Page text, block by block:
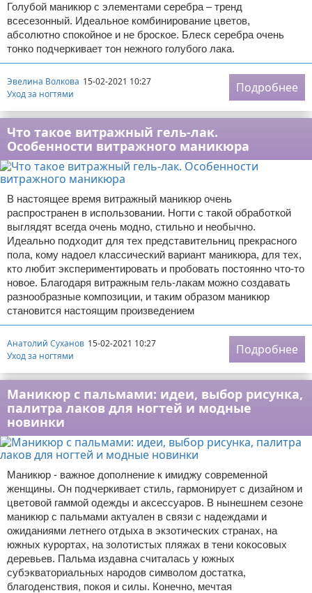
Голубой маникюр с элементами серебра – тренд
всесезонный. Идеальное комбинирование цветов,
абсолютно спокойное и не броское. Блеск серебра очень
тонко подчеркивает тон нежного голубого лака.
Эвелина Волкова 15-02-2021 10:27
Уход за ногтями
Подробнее
Что такое витражный гель-лак.
Особенности витражного маникюра
В настоящее время витражный маникюр очень
распространен в использовании. Ногти с такой обработкой
выглядят всегда очень модно, стильно и необычно.
Идеально подходит для тех представительниц прекрасного
пола, кому надоел классический вариант маникюра, для тех,
кто любит экспериментировать и пробовать постоянно что-то
новое. Благодаря витражным гель-лакам можно создавать
разнообразные композиции, и таким образом маникюр
становится настоящим произведением
Анатолий Суханов 15-02-2021 10:27
Уход за ногтями
Подробнее
Маникюр с пальмами: идеи, выбор рисунка,
палитра лаков для ногтей и модные
новинки
Маникюр - важное дополнение к имиджу современной
женщины. Он подчеркивает стиль, гармонирует с дизайном и
цветовой гаммой одежды и аксессуаров. В нынешнем сезоне
маникюр с пальмами актуален в связи с надеждами и
ожиданиями летнего отдыха в экзотических странах, на
южных курортах, на золотистых пляжах в тени кокосовых
деревьев. Пальма издавна считалась у южных
субэкваториальных народов символом достатка,
благоденствия, покоя и силы. Конечно, мечтая